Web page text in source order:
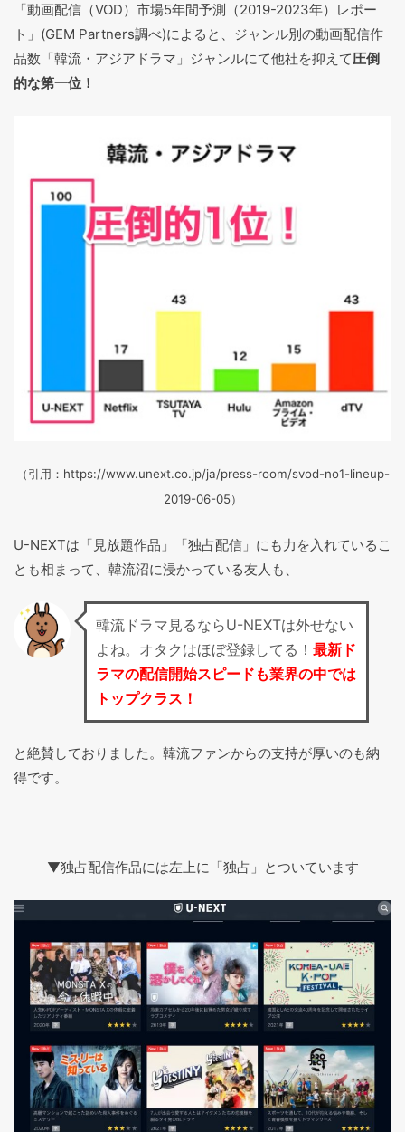
「動画配信（VOD）市場5年間予測（2019-2023年）レポー
ト」(GEM Partners調べ)によると、ジャンル別の動画配信作
品数「韓流・アジアドラマ」ジャンルにて他社を抑えて圧倒
的な第一位！
（引用：https://www.unext.co.jp/ja/press-room/svod-no1-lineup-
2019-06-05）
U-NEXTは「見放題作品」「独占配信」にも力を入れているこ
とも相まって、韓流沼に浸かっている友人も、
韓流ドラマ見るならU-NEXTは外せない
よね。オタクはほぼ登録してる！ 最新ド
ラマの配信開始スピードも業界の中では
トップクラス！
と絶賛しておりました。韓流ファンからの支持が厚いのも納
得です。
▼独占配信作品には左上に「独占」とついています